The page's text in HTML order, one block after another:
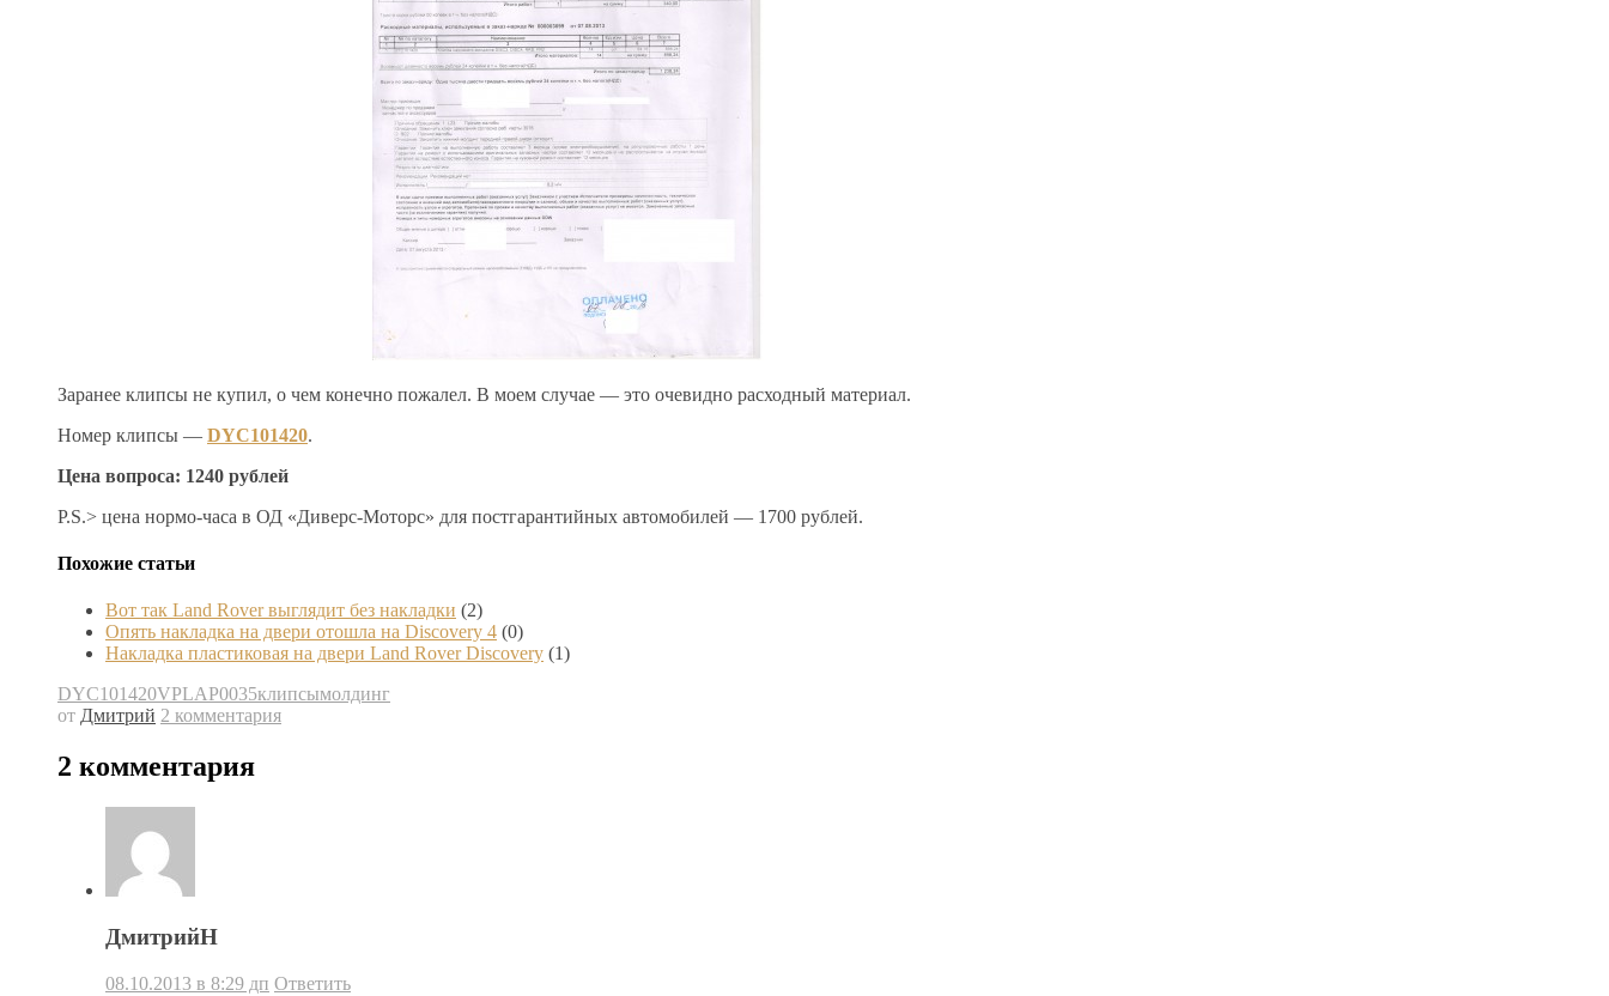
Заранее клипсы не купил, о чем конечно пожалел. В моем случае — это очевидно расходный материал.
Номер клипсы — DYC101420.
Цена вопроса: 1240 рублей
P.S.> цена нормо-часа в ОД «Диверс-Моторс» для постгарантийных автомобилей — 1700 рублей.
Похожие статьи
Вот так Land Rover выглядит без накладки (2)
Опять накладка на двери отошла на Discovery 4 (0)
Накладка пластиковая на двери Land Rover Discovery (1)
DYC101420VPLAP0035клипсымолдинг
от Дмитрий 2 комментария
2 комментария
ДмитрийН
08.10.2013 в 8:29 дп Ответить